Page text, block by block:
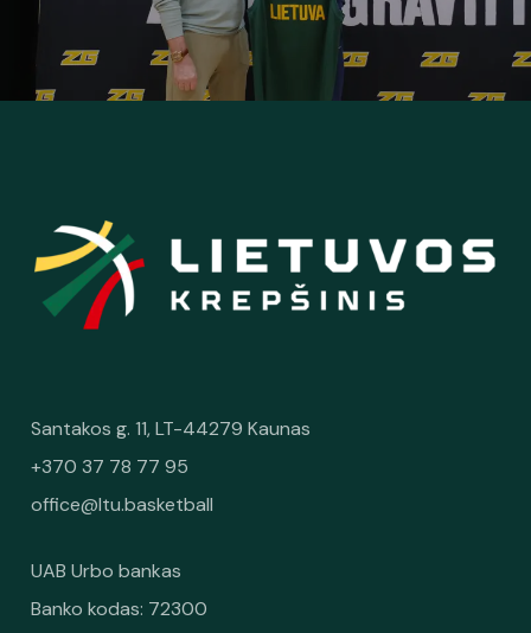
Santakos g. 11, LT-44279 Kaunas
+370 37 78 77 95
office@ltu.basketball
UAB Urbo bankas
Banko kodas: 72300